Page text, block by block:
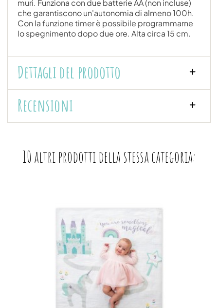
muri. Funziona con due batterie AA (non incluse)
che garantiscono un'autonomia di almeno 100h.
Con la funzione timer è possibile programmarne
lo spegnimento dopo due ore. Alta circa 15 cm.
Dettagli del prodotto
Recensioni
10 altri prodotti della stessa categoria: